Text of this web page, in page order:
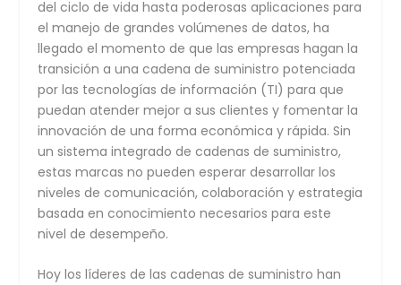
del ciclo de vida hasta poderosas aplicaciones para
el manejo de grandes volúmenes de datos, ha
llegado el momento de que las empresas hagan la
transición a una cadena de suministro potenciada
por las tecnologías de información (TI) para que
puedan atender mejor a sus clientes y fomentar la
innovación de una forma económica y rápida. Sin
un sistema integrado de cadenas de suministro,
estas marcas no pueden esperar desarrollar los
niveles de comunicación, colaboración y estrategia
basada en conocimiento necesarios para este
nivel de desempeño.
Hoy los líderes de las cadenas de suministro han